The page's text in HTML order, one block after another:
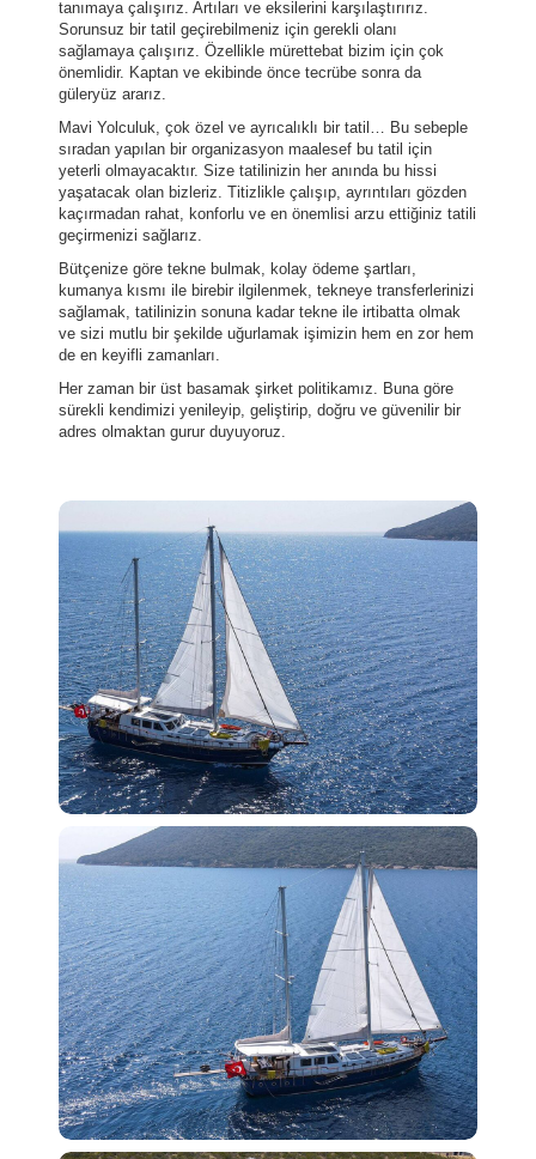
tanımaya çalışırız. Artıları ve eksilerini karşılaştırırız.
Sorunsuz bir tatil geçirebilmeniz için gerekli olanı
sağlamaya çalışırız. Özellikle mürettebat bizim için çok
önemlidir. Kaptan ve ekibinde önce tecrübe sonra da
güleryüz ararız.
Mavi Yolculuk, çok özel ve ayrıcalıklı bir tatil… Bu sebeple
sıradan yapılan bir organizasyon maalesef bu tatil için
yeterli olmayacaktır. Size tatilinizin her anında bu hissi
yaşatacak olan bizleriz. Titizlikle çalışıp, ayrıntıları gözden
kaçırmadan rahat, konforlu ve en önemlisi arzu ettiğiniz tatili
geçirmenizi sağlarız.
Bütçenize göre tekne bulmak, kolay ödeme şartları,
kumanya kısmı ile birebir ilgilenmek, tekneye transferlerinizi
sağlamak, tatilinizin sonuna kadar tekne ile irtibatta olmak
ve sizi mutlu bir şekilde uğurlamak işimizin hem en zor hem
de en keyifli zamanları.
Her zaman bir üst basamak şirket politikamız. Buna göre
sürekli kendimizi yenileyip, geliştirip, doğru ve güvenilir bir
adres olmaktan gurur duyuyoruz.